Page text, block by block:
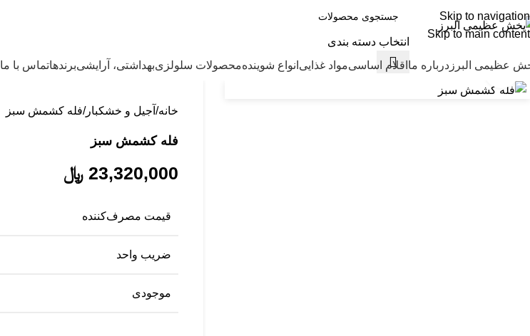
Skip to navigation
Skip to main content
انتخاب دسته بندی
عظیمی البرز درباره ما اقلام اساسیمواد غذایی انواع شویندهمحصولات سلولزیبهداشتی، آرایشیبرندهاتماس با ما بزرگنمایی تصویر
خانه آجیل و خشکبار فله کشمش سبز
فله کشمش سبز
23,320,000 ﷼
قیمت مصرف‌کننده
ضریب واحد
موجودی